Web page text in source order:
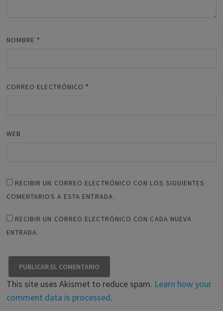
NOMBRE *
CORREO ELECTRÓNICO *
WEB
RECIBIR UN CORREO ELECTRÓNICO CON LOS SIGUIENTES
COMENTARIOS A ESTA ENTRADA.
RECIBIR UN CORREO ELECTRÓNICO CON CADA NUEVA
ENTRADA.
This site uses Akismet to reduce spam. Learn how your
comment data is processed.